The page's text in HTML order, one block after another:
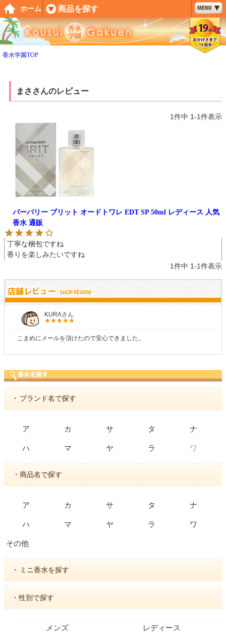
香水学園TOP
まささんのレビュー
1件中 1-1件表示
バーバリー ブリット オードトワレ EDT SP 50ml レディース 人気
香水 通販
丁寧な梱包ですね
香りを楽しみたいですね
1件中 1-1件表示
KURAさん
こまめにメールを頂けたので安心できました。
・ ブランド名で探す
ア カ サ タ ナ
ハ マ ヤ ラ ワ
・商品名で探す
ア カ サ タ ナ
ハ マ ヤ ラ ワ
その他
・ ミニ香水を探す
・性別で探す
メンズ レディース
ペー
ジト
ップ
へ
ホーム 商品を探す